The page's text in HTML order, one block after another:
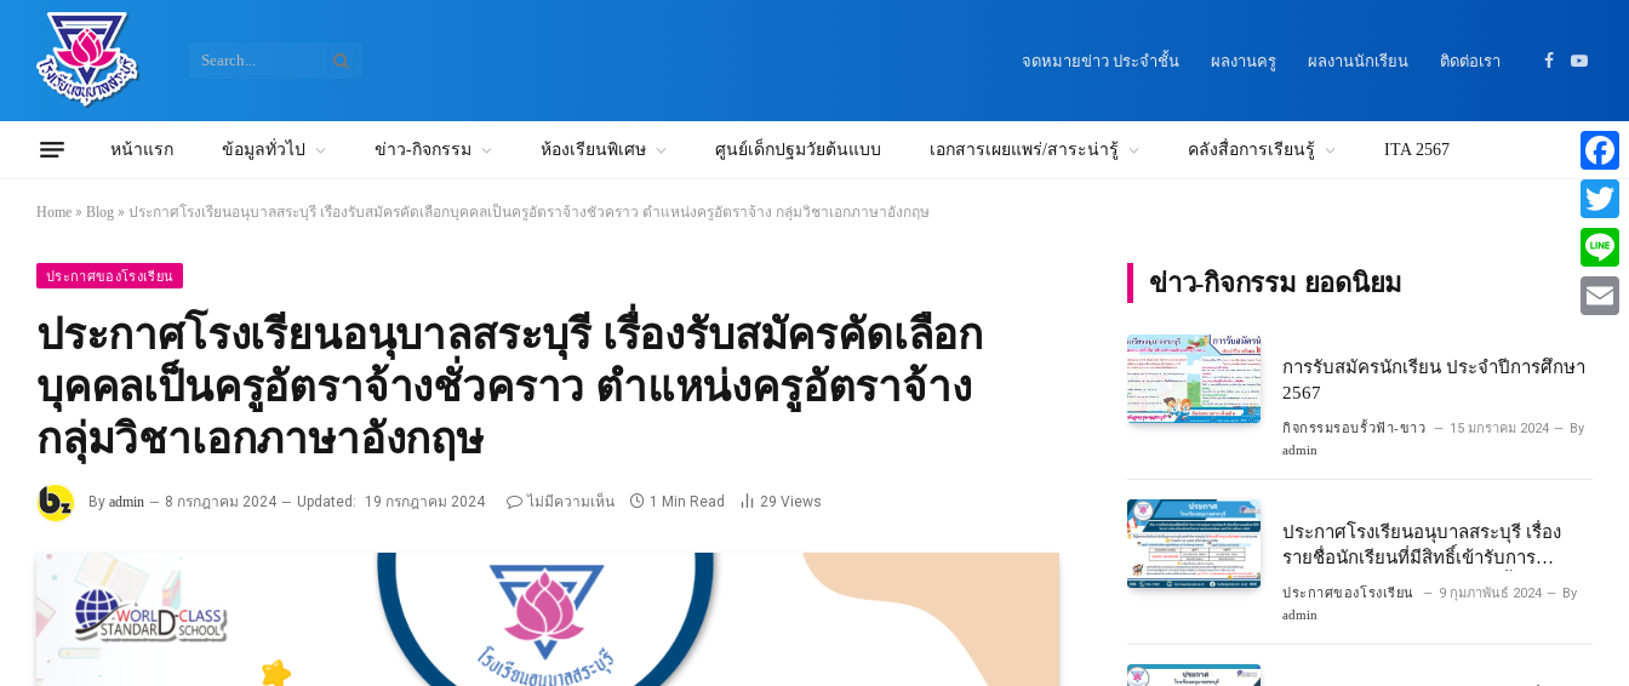
จดหมายข่าว ประจำชั้น ผลงานครู ผลงานนักเรียน ติดต่อเรา
Facebook
หน้าแรก ข้อมูลทั่วไป ข่าว-กิจกรรม ห้องเรียนพิเศษ ศูนย์เด็กปฐมวัยต้นแบบ เอกสารเผยแพร่/สาระน่ารู้ คลังสื่อการเรียนรู้ ITA 2567
Home » Blog » ประกาศโรงเรียนอนุบาลสระบุรี เรื่องรับสมัครคัดเลือกบุคคลเป็นครูอัตราจ้างชั่วคราว ตำแหน่งครูอัตราจ้าง กลุ่มวิชาเอกภาษาอังกฤษ
ประกาศของโรงเรียน
ประกาศโรงเรียนอนุบาลสระบุรี เรื่องรับสมัครคัดเลือก
บุคคลเป็นครูอัตราจ้างชั่วคราว ตำแหน่งครูอัตราจ้าง
กลุ่มวิชาเอกภาษาอังกฤษ
By admin 8 กรกฎาคม 2024 Updated: 19 กรกฎาคม 2024 ไม่มีความเห็น 1 Min Read 29 Views
ข่าว-กิจกรรม ยอดนิยม
การรับสมัครนักเรียน ประจำปีการศึกษา
2567
กิจกรรมรอบรั้วฟ้า-ขาว 15 มกราคม 2024 By
admin
ประกาศโรงเรียนอนุบาลสระบุรี เรื่อง
รายชื่อนักเรียนที่มีสิทธิ์เข้ารับการ
ประเมินความพร้อมเข้าเรียนชั้นประถม
ศึกษาปีที่ 1 โครงการห้องเรียนพิเศษ
ประกาศของโรงเรียน 9 กุมภาพันธ์ 2024 By
admin
Line